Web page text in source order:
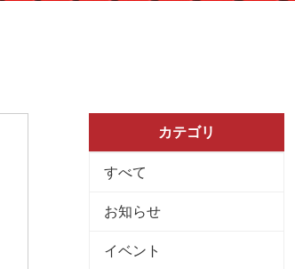
カテゴリ
すべて
お知らせ
イベント